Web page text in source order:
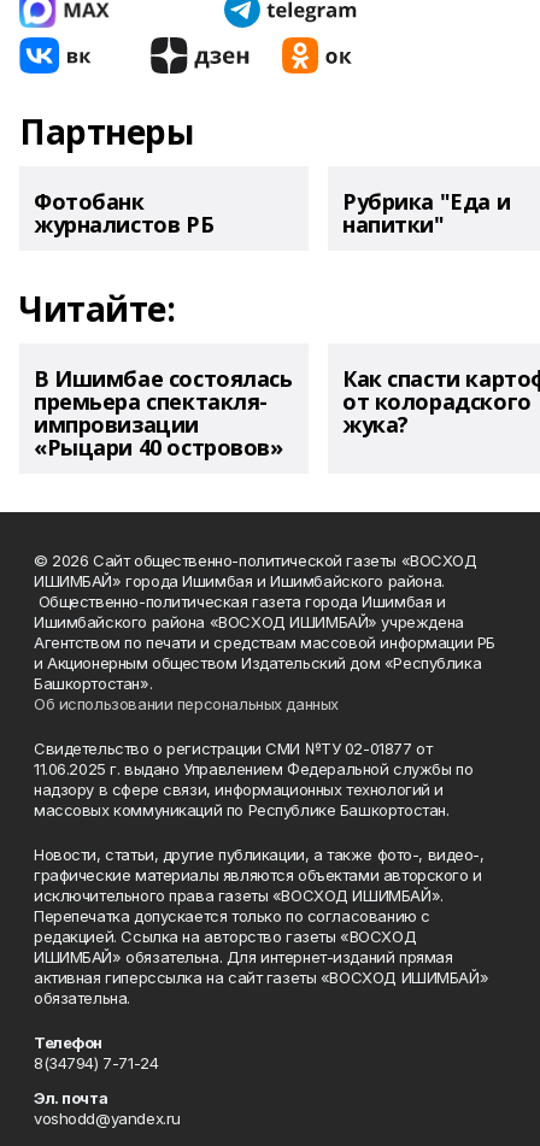
Партнеры
Фотобанк
журналистов РБ
Рубрика "Еда и
напитки"
Читайте:
В Ишимбае состоялась
премьера спектакля-
импровизации
«Рыцари 40 островов»
Как спасти
от колорадского
жука?
© 2026 Сайт общественно-политической газеты «ВОСХОД
ИШИМБАЙ» города Ишимбая и Ишимбайского района.
Общественно-политическая газета города Ишимбая и
Ишимбайского района «ВОСХОД ИШИМБАЙ» учреждена
Агентством по печати и средствам массовой информации РБ
и Акционерным обществом Издательский дом «Республика
Башкортостан».
Об использовании персональных данных
Свидетельство о регистрации СМИ №ТУ 02-01877 от
11.06.2025 г. выдано Управлением Федеральной службы по
надзору в сфере связи, информационных технологий и
массовых коммуникаций по Республике Башкортостан.
Новости, статьи, другие публикации, а также фото-, видео-,
графические материалы являются объектами авторского и
исключительного права газеты «ВОСХОД ИШИМБАЙ».
Перепечатка допускается только по согласованию с
редакцией. Ссылка на авторство газеты «ВОСХОД
ИШИМБАЙ» обязательна. Для интернет-изданий прямая
активная гиперссылка на сайт газеты «ВОСХОД ИШИМБАЙ»
обязательна.
Телефон
8(34794) 7-71-24
Эл. почта
voshodd@yandex.ru